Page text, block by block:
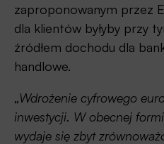
zaproponowanym przez
dla klientów byłyby przy
źródłem dochodu dla
handlowe.
„Wdrożenie cyfrowego
inwestycji. W obecnej
wydaje się zbyt